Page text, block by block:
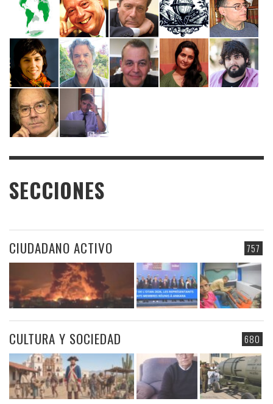
SECCIONES
757
CIUDADANO ACTIVO
680
CULTURA Y SOCIEDAD